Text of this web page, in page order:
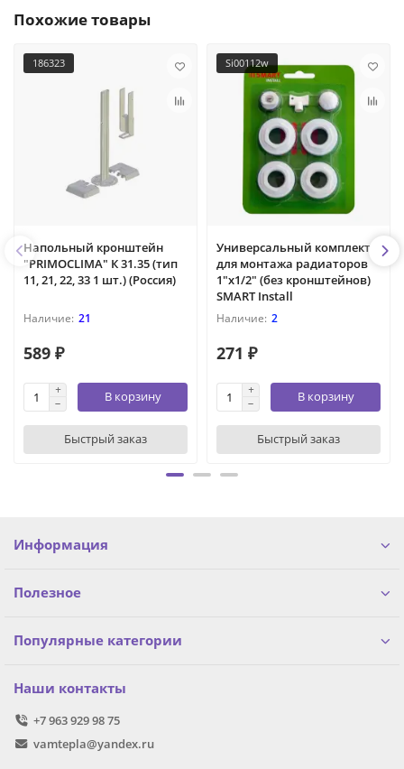
Похожие товары
186323
Напольный кронштейн
"PRIMOCLIMA" К 31.35 (тип
11, 21, 22, 33 1 шт.) (Россия)
21
589 ₽
В корзину
Быстрый заказ
Si00112w
Универсальный комплект
для монтажа радиаторов
1"х1/2" (без кронштейнов)
SMART Install
2
271 ₽
В корзину
Быстрый заказ
Информация
Полезное
Популярные категории
Наши контакты
+7 963 929 98 75
vamtepla@yandex.ru